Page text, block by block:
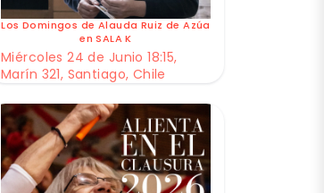
Los Domingos de Alauda Ruiz de Azúa
en SALA K
Miércoles 24 de Junio 18:15,
Marín 321, Santiago, Chile